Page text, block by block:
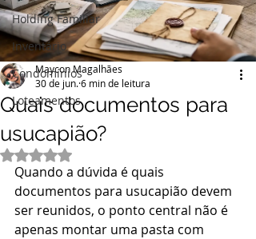
Holding Familiar
Inventário
Condomínios
Loteamentos
Quais documentos para
usucapião?
Maycon Magalhães
30 de jun.6 min de leitura
Avaliado com NaN de 5 estrelas.
Quando a dúvida é quais
documentos para usucapião devem
ser reunidos, o ponto central não é
apenas montar uma pasta com